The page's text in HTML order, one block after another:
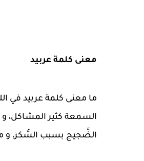
معنى كلمة عربيد
ما معنى كلمة عربيد في
السمعة كثير المشاكل، و
الضَّجيج بسبب السُّكر، و